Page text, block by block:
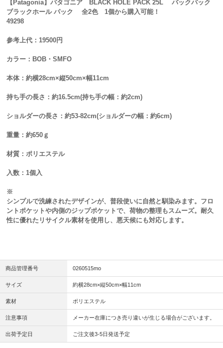
【Patagonia】パタゴニア BLACK HOLE PACK 25L バックパック
ブラックホール パック
全2色 1個から購入可能！
49298
参考上代：19500円
カラー：BOB・SMFO
本体：約横28cm×縦50cm×幅11cm
持ち手の長さ：約16.5cm(持ち手の幅：約2cm)
ショルダーの長さ：約53-82cm(ショルダーの幅：約6cm)
重量：約650ｇ
材質：ポリエステル
入数：1個入
※
シンプルで洗練されたデザインが、普段使いに自然と馴染みます。フロ
ントポケットや内側のジップポケットで、荷物の整理もスムーズ。耐久
性に優れたリサイクル素材を使用し、悪天候にも対応します。
商品管理番号 0260515mo
サイズ 約横28cm×縦50cm×幅11cm
素材 ポリエステル
注意事項 メーカー在庫につき売り違いが生じる場合がございます。
出荷予定日 ご注文後3-5日発送予定